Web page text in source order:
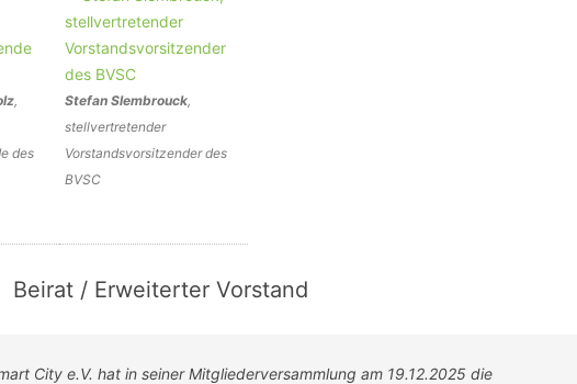
,
des
Stefan Slembrouck,
stellvertretender
Vorstandsvorsitzender des
BVSC
Beirat / Erweiterter Vorstand
City e.V. hat in seiner Mitgliederversammlung am 19.12.2025 die